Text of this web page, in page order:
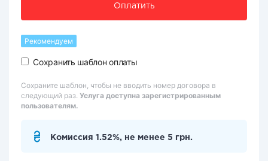
Оплатить
Рекомендуем
Сохранить шаблон оплаты
Сохраните шаблон, чтобы не вводить номер договора в
следующий раз. Услуга доступна зарегистрированным
пользователям.
Комиссия 1.52%, не менее 5 грн.